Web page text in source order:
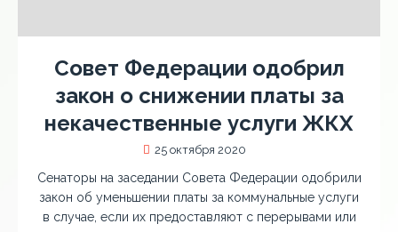
Совет Федерации одобрил
закон о снижении платы за
некачественные услуги ЖКХ
25 октября 2020
Сенаторы на заседании Совета Федерации одобрили
закон об уменьшении платы за коммунальные услуги
в случае, если их предоставляют с перерывами или